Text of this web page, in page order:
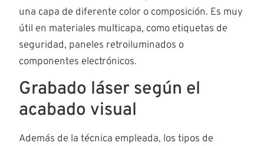
una capa de diferente color o composición. Es muy
útil en materiales multicapa, como etiquetas de
seguridad, paneles retroiluminados o
componentes electrónicos.
Grabado láser según el
acabado visual
Además de la técnica empleada, los tipos de